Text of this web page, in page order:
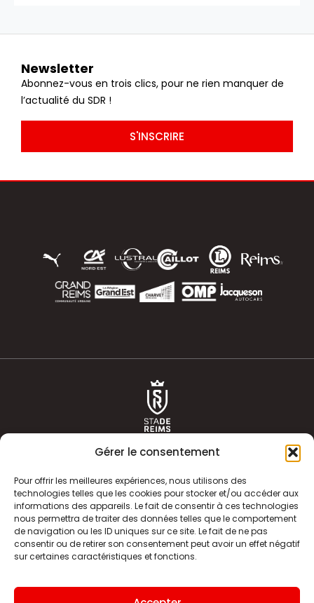
Gérer le consentement
Pour offrir les meilleures expériences, nous utilisons des
technologies telles que les cookies pour stocker et/ou accéder aux
informations des appareils. Le fait de consentir à ces technologies
nous permettra de traiter des données telles que le comportement
de navigation ou les ID uniques sur ce site. Le fait de ne pas
consentir ou de retirer son consentement peut avoir un effet négatif
sur certaines caractéristiques et fonctions.
Newsletter
Abonnez-vous en trois clics, pour ne rien manquer de
l’actualité du SDR !
S'INSCRIRE
ACTUALITÉS
CLUB
BOUTIQUE
HISTOIRE
ÉQUIPE PREMIERE
INFOS ET CONTACT